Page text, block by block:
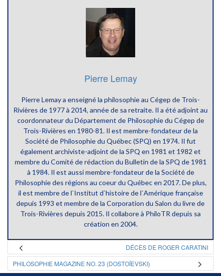
Pierre Lemay
Pierre Lemay a enseigné la philosophie au Cégep de Trois-
Rivières de 1977 à 2014, année de sa retraite. Il a été adjoint au
coordonnateur du Département de Philosophie du Cégep de
Trois-Rivières en 1980-81. Il est membre-fondateur de la
Société de Philosophie du Québec (SPQ) en 1974. Il fut
également archiviste-adjoint de la SPQ en 1981 et 1982 et
membre du Comité de rédaction du Bulletin de la SPQ de 1981
à 1984. Il est aussi membre-fondateur de la Société de
Philosophie des régions au coeur du Québec en 2017. De plus,
il est membre de l`Institut d`histoire de l`Amérique française
depuis 1993 et membre de la Corporation du Salon du livre de
Trois-Rivières depuis 2015. Il collabore à PhiloTR depuis sa
création en 2004.
DÉCÈS DE ROGER CARATINI
PHILOSOPHIE MAGAZINE NO. 23 (DOSTOÏEVSKI)